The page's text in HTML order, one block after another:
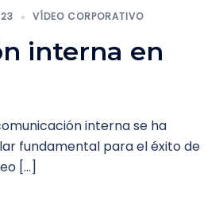
VÍDEO CORPORATIVO
interna en
interna se ha
fundamental para el éxito de
[…]